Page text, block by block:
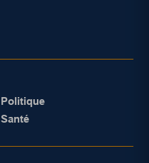
Politique
Santé